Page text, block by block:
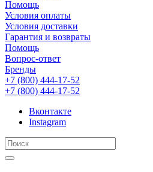
Помощь
Условия оплаты
Условия доставки
Гарантия и возвраты
Помощь
Вопрос-ответ
Бренды
+7 (800) 444-17-52
+7 (800) 444-17-52
Вконтакте
Instagram